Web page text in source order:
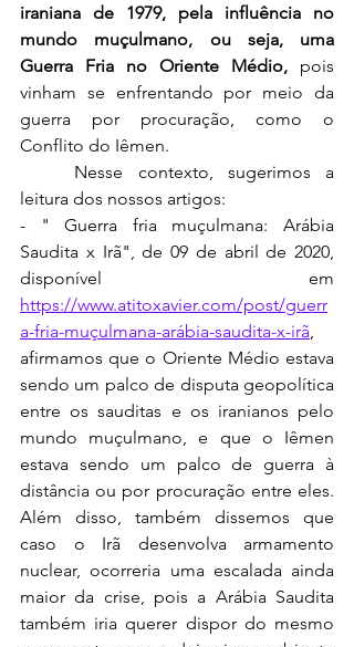
iraniana de 1979, pela influência no
mundo muçulmano, ou seja, uma
Guerra Fria no Oriente Médio, pois
vinham se enfrentando por meio da
guerra por procuração, como o
Conflito do Iêmen.
leitura dos nossos artigos:
- " Guerra fria muçulmana: Arábia
Saudita x Irã", de 09 de abril de 2020,
https://www.atitoxavier.com/post/guerr
a-fria-muçulmana-arábia-saudita-x-irã,
afirmamos que o Oriente Médio estava
sendo um palco de disputa geopolítica
entre os sauditas e os iranianos pelo
mundo muçulmano, e que o Iêmen
estava sendo um palco de guerra à
distância ou por procuração entre eles.
Além disso, também dissemos que
caso o Irã desenvolva armamento
nuclear, ocorreria uma escalada ainda
maior da crise, pois a Arábia Saudita
também iria querer dispor do mesmo